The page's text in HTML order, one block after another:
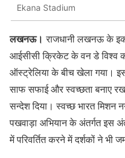
Ekana Stadium
लखनऊ।राजधानी लखनऊ के
आईसीसी क्रिकेट के वन डे विश्व
ऑस्ट्रेलिया के बीच खेला गया।
साफ सफाई और स्वच्छता बनाए
सन्देश दिया। स्वच्छ भारत मिशन
पखवाड़ा अभियान के अंतर्गत इस
में परिवर्तित करने में दर्शकों ने भी